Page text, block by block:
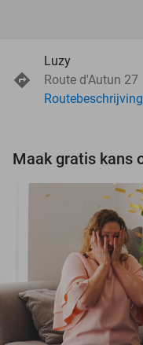
Luzy
Route d'Autun 27
Routebeschrijving